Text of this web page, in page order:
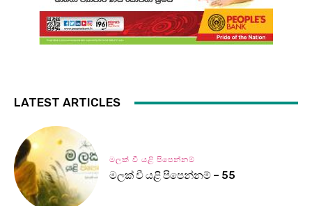
LATEST ARTICLES
මලක් වී යළි පිපෙන්නම්
මලක් වී යළි පිපෙන්නම් – 55